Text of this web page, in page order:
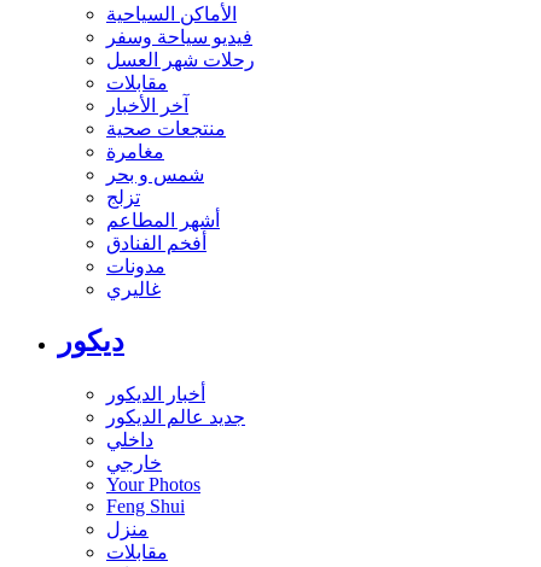
الأماكن السياحية
فيديو سياحة وسفر
رحلات شهر العسل
مقابلات
آخر الأخبار
منتجعات صحية
مغامرة
شمس و بحر
تزلج
أشهر المطاعم
أفخم الفنادق
مدونات
غاليري
ديكور
أخبار الديكور
جديد عالم الديكور
داخلي
خارجي
Your Photos
Feng Shui
منزل
مقابلات